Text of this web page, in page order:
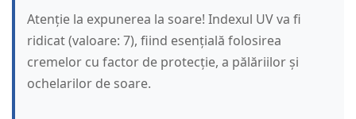
Atenție la expunerea la soare! Indexul UV va fi
ridicat (valoare: 7), fiind esențială folosirea
cremelor cu factor de protecție, a pălăriilor și
ochelarilor de soare.